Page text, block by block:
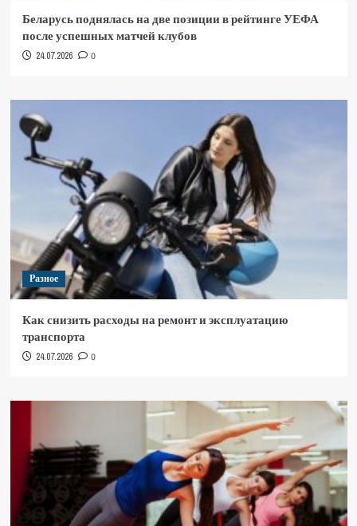
Беларусь поднялась на две позиции в рейтинге УЕФА
после успешных матчей клубов
24.07.2026 0
Разное
Как снизить расходы на ремонт и эксплуатацию
транспорта
24.07.2026 0